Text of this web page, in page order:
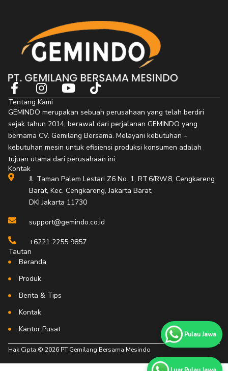
F
a
c
e
b
o
o
k
I
n
s
t
a
g
r
a
m
Y
o
u
t
u
b
e
T
i
k
t
o
k
Tentang Kami
GEMINDO merupakan sebuah perusahaan yang telah berdiri
sejak tahun 2014, berawal dari perjalanan GEMINDO yang
bernama CV. Gemilang Bersama. Melayani kebutuhan –
kebutuhan mesin untuk efisiensi produksi konsumen adalah
tujuan utama dari perusahaan ini.
Kontak
Jl. Taman Palem Lestari Z6 No. 1, RT.6/RW.8, Cengkareng
Barat, Kec. Cengkareng, Jakarta Barat,
DKI Jakarta 11730
support@gemindo.co.id
+6221 2255 9857
Tautan
Beranda
Produk
Berita & Tips
Kontak
Kantor Pusat
Hak Cipta © 2026 PT Gemilang Bersama Mesindo
Pulau Jawa